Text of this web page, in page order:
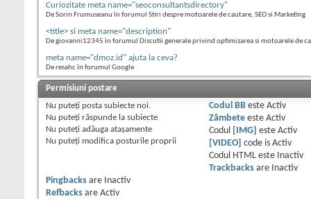
Curiozitate meta name="seoconsultantsdirectory"
De Sorin Frumuseanu în forumul Stiri despre motoarele de cautare, SEO si Marketing
<title> si meta name="description"
De giovanni12345 în forumul Discutii generale privind optimizarea si motoarele de
meta name="dmoz.id" ajuta la ceva?
De resahc în forumul Google
Permisiuni postare
Nu puteţi posta subiecte noi.
Nu puteţi răspunde la subiecte
Nu puteţi adăuga ataşamente
Nu puteţi modifica posturile proprii
Codul BBeste Activ
Zâmbeteeste Activ
Codul
[IMG] este Activ
[VIDEO]
code is Activ
Codul HTML este
Inactiv
Trackbacksare
Inactiv
Pingbacks are
Inactiv
Refbacks are Activ